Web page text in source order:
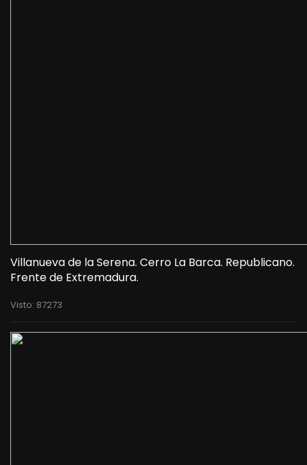
Villanueva de la Serena. Cerro La Barca. Republicano.
Frente de Extremadura.
Visto: 87273